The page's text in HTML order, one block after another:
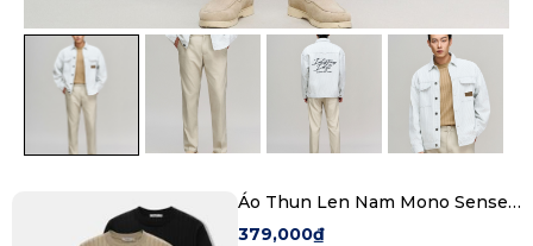
Áo Thun Len Nam Mono Sense
Form Regular
379,000₫